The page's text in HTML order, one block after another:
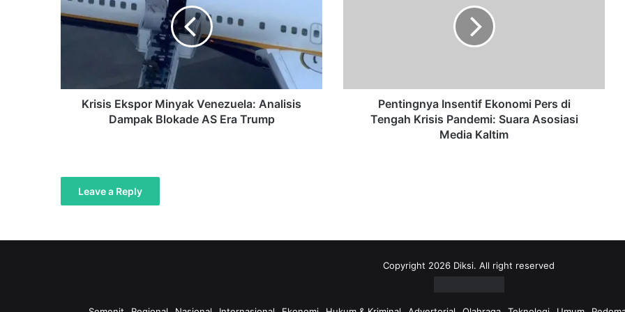
Venezuela:
Analisis
Era
TrumpKrisis Ekspor Minyak Venezuela: Analisis
Dampak Blokade AS Era Trump
Suara
Pentingnya Insentif Ekonomi Pers di
Tengah Krisis Pandemi: Suara Asosiasi
Media Kaltim
Leave a Reply
Copyright 2026 Diksi. All right reserved